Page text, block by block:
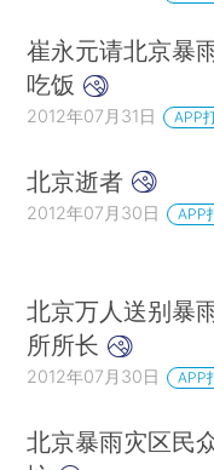
崔永元请北京暴
吃饭
2012年07月31日 APP
北京逝者
2012年07月30日 APP
北京万人送别暴
所所长
2012年07月30日 APP
北京暴雨灾区民